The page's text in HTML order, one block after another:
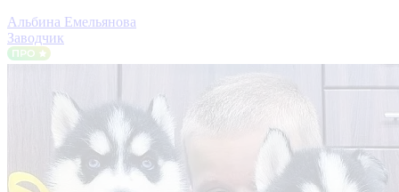
Альбина Емельянова
Заводчик